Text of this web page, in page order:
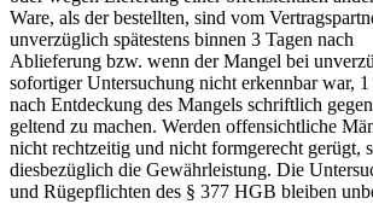
Ware, als der bestellten, sind vom
unverzüglich spätestens binnen 3 Tagen nach
Ablieferung bzw. wenn der Mangel bei
sofortiger Untersuchung nicht erkennbar war,
nach Entdeckung des Mangels schriftlich
geltend zu machen. Werden offensichtliche
nicht rechtzeitig und nicht formgerecht gerügt,
diesbezüglich die Gewährleistung. Die
und Rügepflichten des § 377 HGB bleiben